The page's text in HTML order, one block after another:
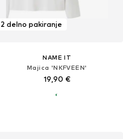
2 delno pakiranje
NAME IT
Majica 'NKFVEEN'
19,90 €